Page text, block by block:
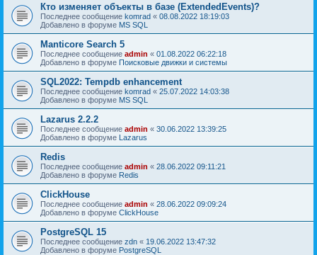
Кто изменяет объекты в базе (ExtendedEvents)?
Последнее сообщение komrad « 08.08.2022 18:19:03
Добавлено в форуме MS SQL
Manticore Search 5
Последнее сообщение admin « 01.08.2022 06:22:18
Добавлено в форуме Поисковые движки и системы
SQL2022: Tempdb enhancement
Последнее сообщение komrad « 25.07.2022 14:03:38
Добавлено в форуме MS SQL
Lazarus 2.2.2
Последнее сообщение admin « 30.06.2022 13:39:25
Добавлено в форуме Lazarus
Redis
Последнее сообщение admin « 28.06.2022 09:11:21
Добавлено в форуме Redis
ClickHouse
Последнее сообщение admin « 28.06.2022 09:09:24
Добавлено в форуме ClickHouse
PostgreSQL 15
Последнее сообщение zdn « 19.06.2022 13:47:32
Добавлено в форуме PostgreSQL